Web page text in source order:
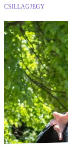
CSILLAGJEGY